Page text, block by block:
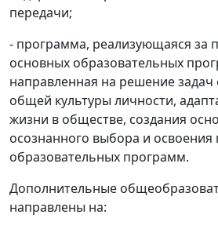
передачи;
- программа, реализующаяся за
основных образовательных
направленная на решение
общей культуры личности,
жизни в обществе, создания
осознанного выбора и
образовательных программ.
Дополнительные
направлены на: